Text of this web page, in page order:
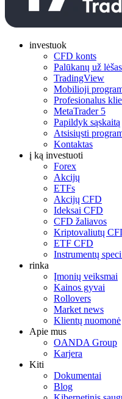
investuok
CFD konts
Palūkanų už lėšas
TradingView
Mobilioji
Profesionalus
MetaTrader 5
Papildyk sąskaitą
Atsisiųsti
Kontaktas
į ką investuoti
Forex
Akcijų
ETFs
Akcijų CFD
Ideksai CFD
CFD žaliavos
Kriptovaliutų
ETF CFD
Instrumentų
rinka
Įmonių veiksmai
Kainos gyvai
Rollovers
Market news
Klientų nuomonė
Apie mus
OANDA Group
Karjera
Kiti
Dokumentai
Blog